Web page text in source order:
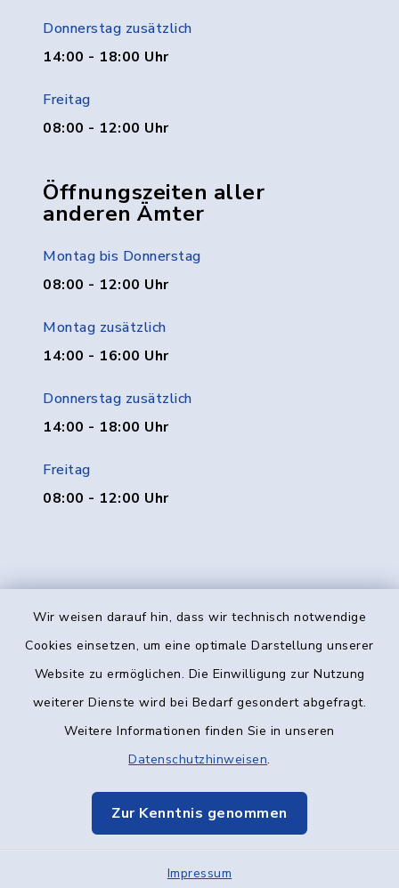
Wir weisen darauf hin, dass wir technisch notwendige
Cookies einsetzen, um eine optimale Darstellung unserer
Website zu ermöglichen. Die Einwilligung zur Nutzung
weiterer Dienste wird bei Bedarf gesondert abgefragt.
Weitere Informationen finden Sie in unseren
Datenschutzhinweisen.
Zur Kenntnis genommen
Impressum
Donnerstag zusätzlich
14:00 - 18:00 Uhr
Freitag
08:00 - 12:00 Uhr
Öffnungszeiten aller
anderen Ämter
Montag bis Donnerstag
08:00 - 12:00 Uhr
Montag zusätzlich
14:00 - 16:00 Uhr
Donnerstag zusätzlich
14:00 - 18:00 Uhr
Freitag
08:00 - 12:00 Uhr
Kontakt
Datenschutz
Elektronische Kommunikation
Sitemap